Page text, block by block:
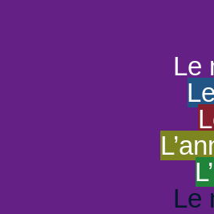
Le
Le